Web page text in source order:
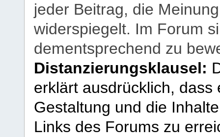
jeder Beitrag, die
widerspiegelt. Im Forum
dementsprechend zu
Distanzierungsklausel:
erklärt ausdrücklich,
Gestaltung und die
Links des Forums zu